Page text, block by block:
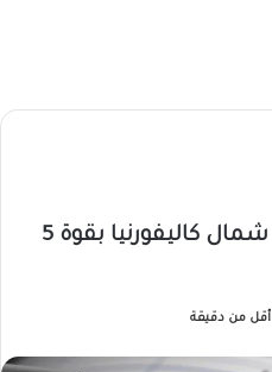
هزة أرضية قبالة سواحل شمال كاليفورنيا بقوة 5
أقل من دقيقة